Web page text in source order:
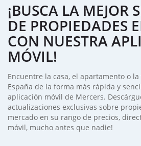
¡BUSCA LA MEJOR
DE PROPIEDADES
CON NUESTRA
MÓVIL!
Encuentre la casa, el apartamento o
España de la forma más rápida y
aplicación móvil de Mercers.
actualizaciones exclusivas sobre
mercado en su rango de precios,
móvil, mucho antes que nadie!